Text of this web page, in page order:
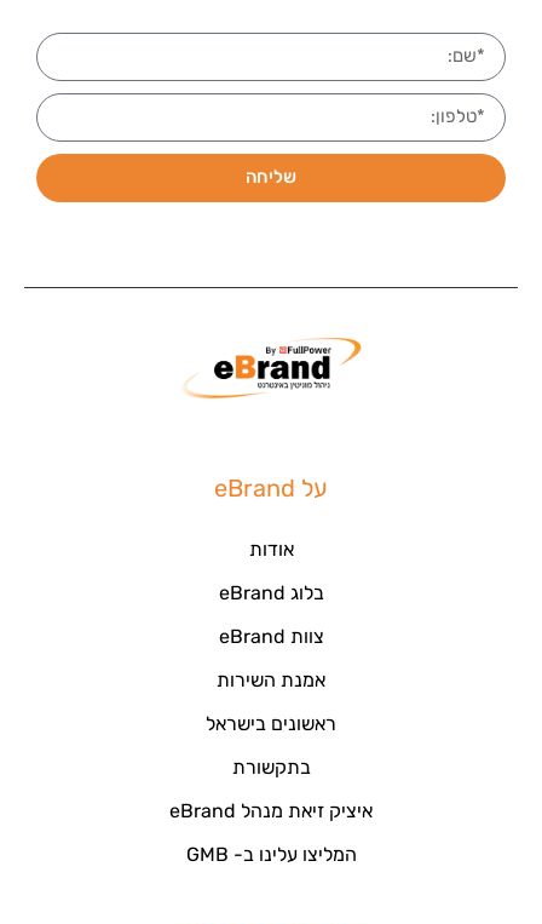
שליחה
על eBrand
אודות
בלוג eBrand
צוות eBrand
אמנת השירות
ראשונים בישראל
בתקשורת
איציק זיאת מנהל eBrand
המליצו עלינו ב- GMB